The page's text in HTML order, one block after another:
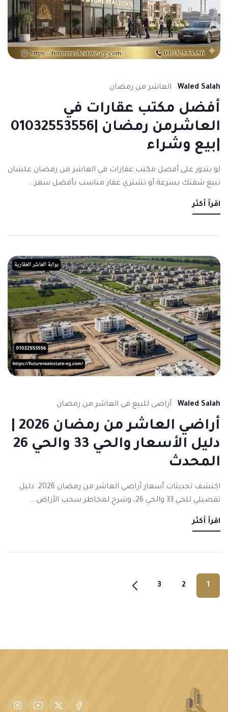
Waled Salah العاشر من رمضان
أفضل مكتب عقارات في
العاشرمن رمضان |01032553556
|بيع وشراء
لو بتدور على أفضل مكتب عقارات في العاشر من رمضان علشان
تبيع شقتك بسرعة أو تشتري عقار مناسب بأفضل سعر...
اقرأ أكثر
Waled Salah أراضى للبيع فى العاشر من رمضان
دليل الأسعار والحي 33 والحي 26
المحدث
اكتشف تحديثات أسعار أراضي العاشر من رمضان 2026. دليل
تفصيلي للحي 33 والحي 26، وشرح لمخاطر سحب الأراض...
اقرأ أكثر
1
2
3